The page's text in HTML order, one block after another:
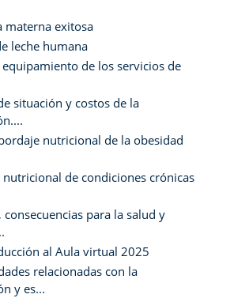
materna exitosa
leche humana
de los servicios de
situación y costos de la
nutricional de la obesidad
de condiciones crónicas
consecuencias para la salud y
al Aula virtual 2025
relacionadas con la
y es...